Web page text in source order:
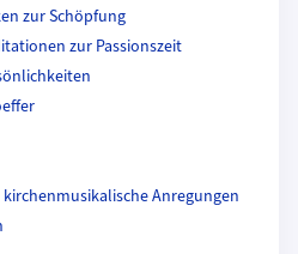
zur Schöpfung
zur Passionszeit
Anregungen